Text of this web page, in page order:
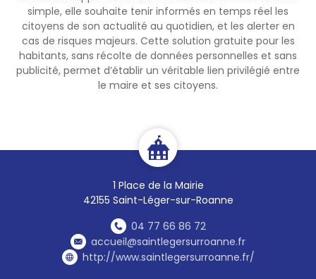
simple, elle souhaite tenir informés en temps réel les
citoyens de son actualité au quotidien, et les alerter en
cas de risques majeurs. Cette solution gratuite pour les
habitants, sans récolte de données personnelles et sans
publicité, permet d’établir un véritable lien privilégié entre
le maire et ses citoyens.
1 Place de la Mairie
42155 Saint-Léger-sur-Roanne
04 77 66 86 72
accueil@saintlegersurroanne.fr
http://www.saintlegersurroanne.fr/